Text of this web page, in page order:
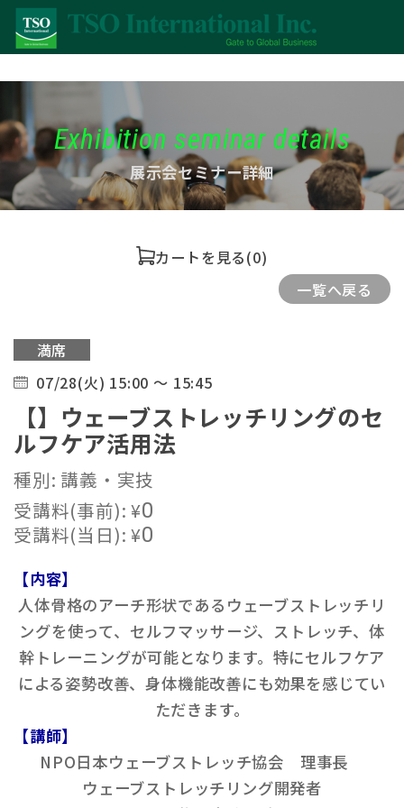
Exhibition seminar details
展示会セミナー詳細
カートを見る(0)
一覧へ戻る
満席
07/28(火) 15:00 ～ 15:45
【】ウェーブストレッチリングのセ
ルフケア活用法
種別: 講義・実技
受講料(事前):¥0
受講料(当日):¥0
【内容】
人体骨格のアーチ形状であるウェーブストレッチリ
ングを使って、セルフマッサージ、ストレッチ、体
幹トレーニングが可能となります。特にセルフケア
による姿勢改善、身体機能改善にも効果を感じてい
ただきます。
【講師】
NPO日本ウェーブストレッチ協会 理事長
ウェーブストレッチリング開発者